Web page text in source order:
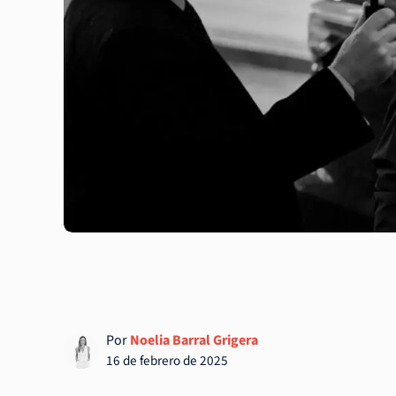
PorNoelia Barral Grigera
16 de febrero de 2025